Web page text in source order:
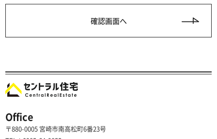
Office
〒880-0005 宮崎市南高松町6番23号